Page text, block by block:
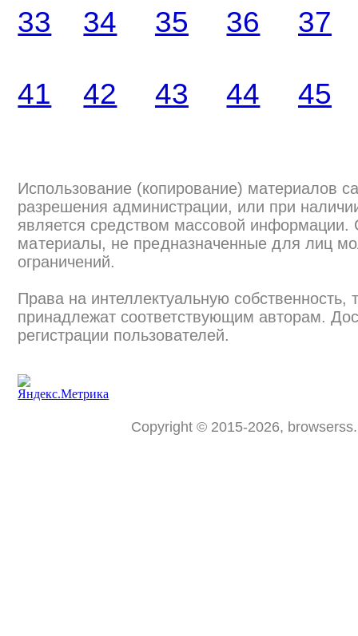
33 34 37
35 36
41 42 43 44 45
Использование (копирование) материалов
разрешения администрации, или при
является средством массовой информации.
материалы, не предназначенные для лиц
ограничений.
Права на интеллектуальную собственность,
принадлежат соответствующим авторам.
регистрации пользователей.
Copyright © 2015-2026,